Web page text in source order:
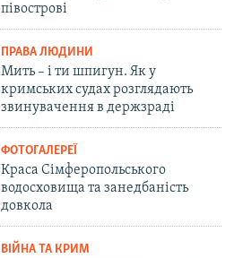
півострові
ПРАВА ЛЮДИНИ
Мить – і ти шпигун. Як у
кримських судах розглядають
звинувачення в держзраді
ФОТОГАЛЕРЕЇ
Краса Сімферопольського
водосховища та занедбаність
довкола
ВІЙНА ТА КРИМ